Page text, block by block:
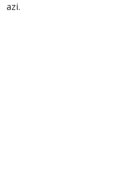
azi.